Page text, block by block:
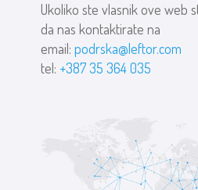
Ukoliko ste vlasnik ove web
da nas kontaktirate na
email:podrska@leftor.com
tel: +387 35 364 035